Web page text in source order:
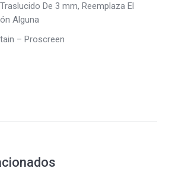
De 3 mm, Reemplaza El
Alguna
– Proscreen